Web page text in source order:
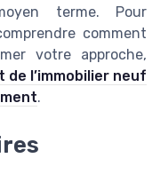
terme. Pour
comment
votre approche,
de l’immobilier neuf
.